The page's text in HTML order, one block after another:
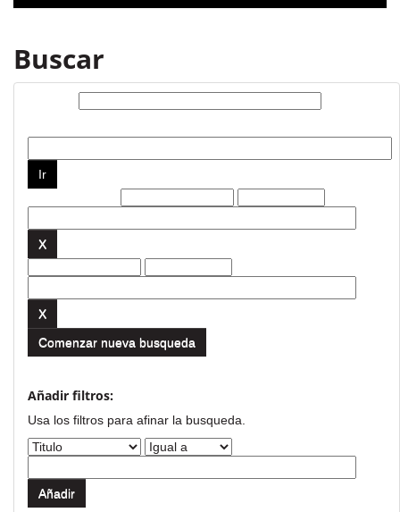
Buscar
Comenzar nueva busqueda
Añadir filtros:
Usa los filtros para afinar la busqueda.